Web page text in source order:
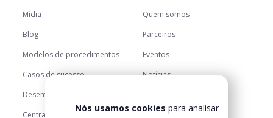
Mídia
Blog
Modelos de procedimentos
Casos de sucesso
Desenvolvedores
Central de ajuda
Quem somos
Parceiros
Eventos
Notícias
Central de confiança
Nós usamos cookies para analisar